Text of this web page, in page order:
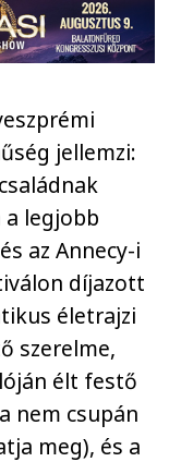
jellemzi:
legjobb
az Annecy-i
díjazott
életrajzi
szerelme,
élt festő
nem csupán
meg), és a